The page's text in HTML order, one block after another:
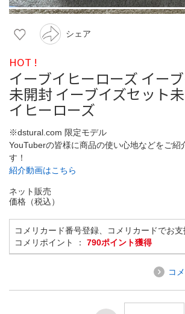
シェア
HOT !
イーブイヒーローズ イー
未開封 イーブイズセット
イヒーローズ
※dstural.com 限定モデル
YouTuberの皆様に商品の使い心地などをご紹
す！
紹介動画はこちら
ネット販売
価格（税込）
コメリカード番号登録、コメリカードでお
コメリポイント ： 790ポイント獲得
コ